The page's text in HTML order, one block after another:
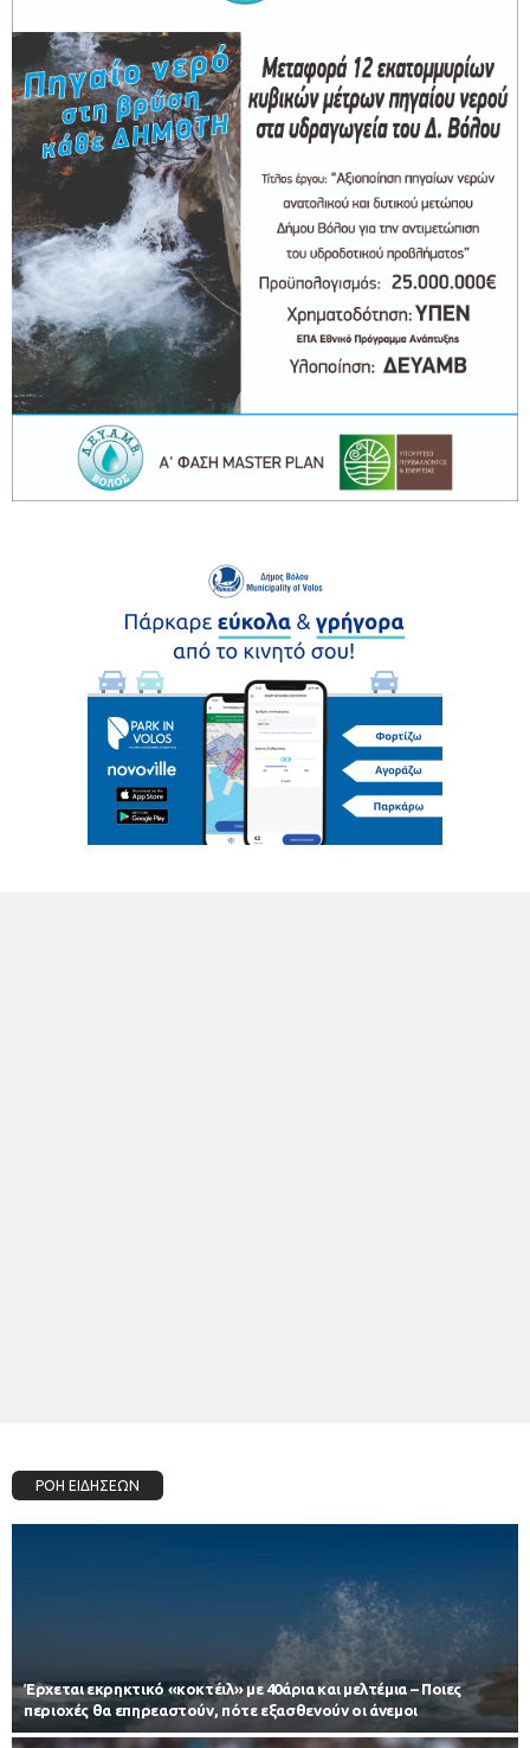
ΡΟΗ ΕΙΔΗΣΕΩΝ
Έρχεται εκρηκτικό «κοκτέιλ» με 40άρια και μελτέμια – Ποιες
περιοχές θα επηρεαστούν, πότε εξασθενούν οι άνεμοι